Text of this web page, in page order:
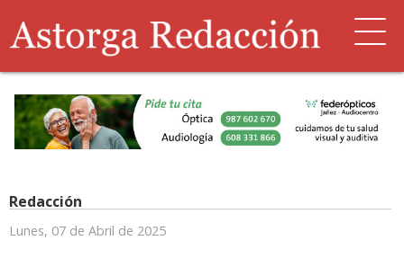
Redacción
Lunes, 07 de Abril de 2025